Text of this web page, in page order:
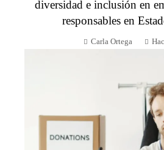
diversidad e inclusión en
responsables en
Carla Ortega